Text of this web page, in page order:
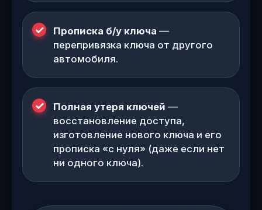
Прописка б/у ключа —
перепривязка ключа от другого
автомобиля.
Полная утеря ключей —
восстановление доступа,
изготовление нового ключа и его
прописка «с нуля» (даже если нет
ни одного ключа).